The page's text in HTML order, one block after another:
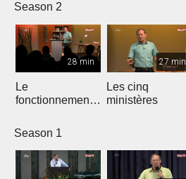
Season 2
28 min
Le
fonctionnement
apostolique
27 min
Les cinq
ministères
Season 1